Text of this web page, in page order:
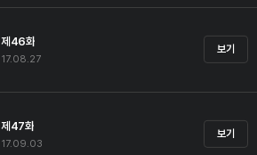
제46화
17.08.27
보기
제47화
17.09.03
보기